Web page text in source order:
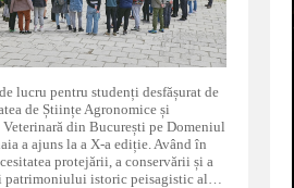
lucru pentru studenți desfășurat de
de Științe Agronomice și
din București pe Domeniul
a ajuns la a X-a ediție. Având în
protejării, a conservării și a
patrimoniului istoric peisagistic al…